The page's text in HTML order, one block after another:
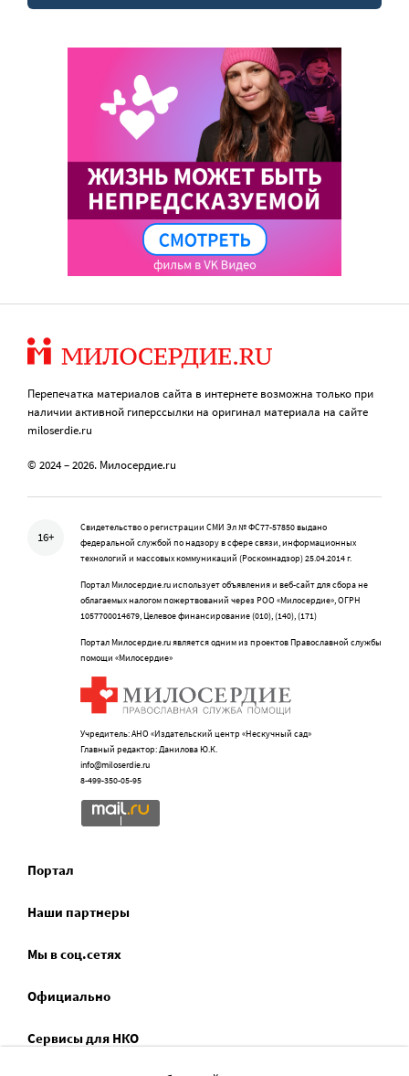
Перепечатка материалов сайта в интернете возможна только при
наличии активной гиперссылки на оригинал материала на сайте
miloserdie.ru
© 2024 – 2026. Милосердие.ru
16+
Свидетельство о регистрации СМИ Эл № ФС77-57850 выдано
федеральной службой по надзору в сфере связи, информационных
технологий и массовых коммуникаций (Роскомнадзор) 25.04.2014 г.
Портал Милосердие.ru использует объявления и веб-сайт для сбора не
облагаемых налогом пожертвований через РОО «Милосердие», ОГРН
1057700014679, Целевое финансирование (010), (140), (171)
Портал Милосердие.ru является одним из проектов Православной службы
помощи «Милосердие»
Учредитель: АНО «Издательский центр «Нескучный сад»
Главный редактор: Данилова Ю.К.
info@miloserdie.ru
8-499-350-05-95
Портал
Наши партнеры
Мы в соц.сетях
Официально
Сервисы для НКО